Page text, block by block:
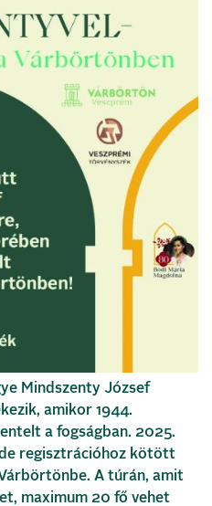
Mindszenty József
amikor 1944.
a fogságban. 2025.
regisztrációhoz kötött
A túrán, amit
maximum 20 fő vehet